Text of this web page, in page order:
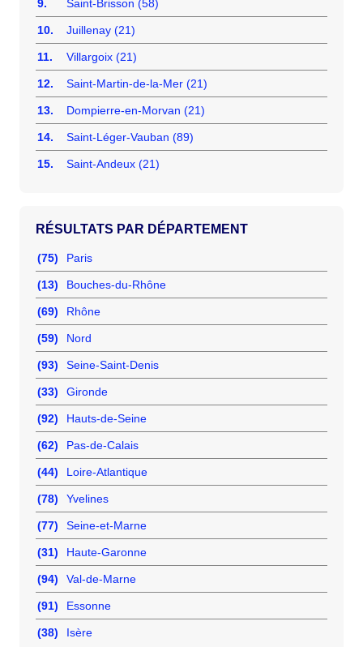
9. Saint-Brisson (58)
10. Juillenay (21)
11. Villargoix (21)
12. Saint-Martin-de-la-Mer (21)
13. Dompierre-en-Morvan (21)
14. Saint-Léger-Vauban (89)
15. Saint-Andeux (21)
RÉSULTATS PAR DÉPARTEMENT
(75) Paris
(13) Bouches-du-Rhône
(69) Rhône
(59) Nord
(93) Seine-Saint-Denis
(33) Gironde
(92) Hauts-de-Seine
(62) Pas-de-Calais
(44) Loire-Atlantique
(78) Yvelines
(77) Seine-et-Marne
(31) Haute-Garonne
(94) Val-de-Marne
(91) Essonne
(38)
Isère